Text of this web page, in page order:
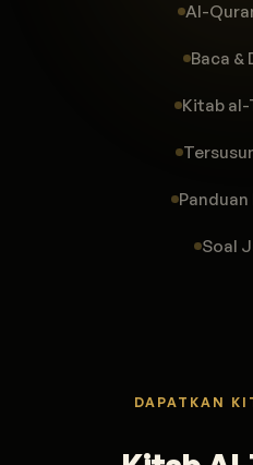
Al-
Baca &
Kitab al-
Panduan
Soal
DAPATKAN